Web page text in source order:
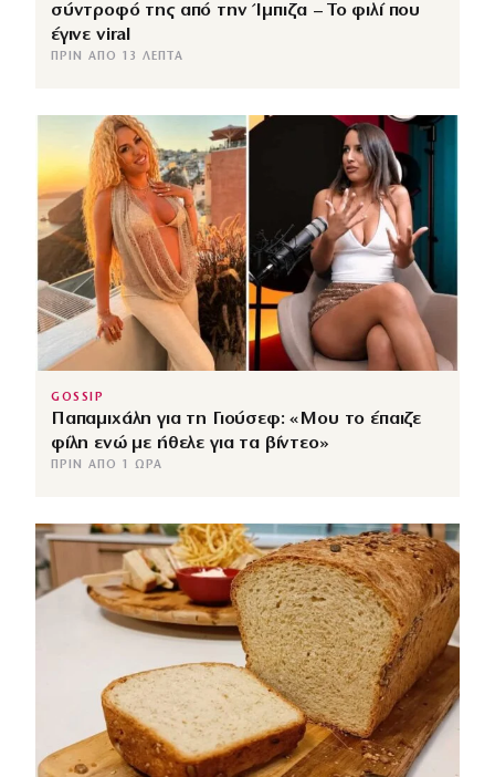
σύντροφό της από την Ίμπιζα – Το φιλί που
έγινε viral
ΠΡΙΝ ΑΠΌ 13 ΛΕΠΤΆ
GOSSIP
Παπαμιχάλη για τη Γιούσεφ: «Μου το έπαιζε
φίλη ενώ με ήθελε για τα βίντεο»
ΠΡΙΝ ΑΠΌ 1 ΏΡΑ